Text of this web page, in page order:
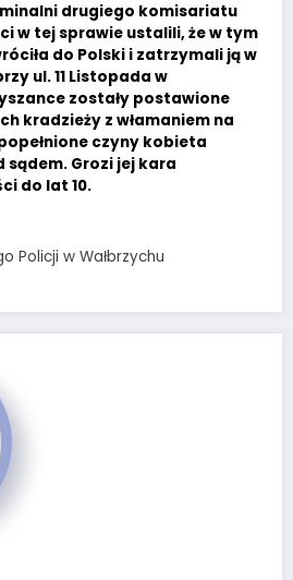
drugiego komisariatu
w tej sprawie ustalili, że w tym
do Polski i zatrzymali ją w
ul. 11 Listopada w
zostały postawione
kradzieży z włamaniem na
czyny kobieta
Grozi jej kara
do lat 10.
Policji w Wałbrzychu